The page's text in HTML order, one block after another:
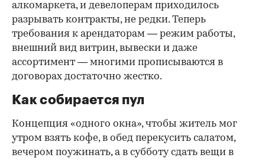
алкомаркета, и девелоперам приходилось
разрывать контракты, не редки. Теперь
требования к арендаторам — режим работы,
внешний вид витрин, вывески и даже
ассортимент — многими прописываются в
договорах достаточно жестко.
Как собирается пул
Концепция «одного окна», чтобы житель мог
утром взять кофе, в обед перекусить салатом,
вечером поужинать, а в субботу сдать вещи в